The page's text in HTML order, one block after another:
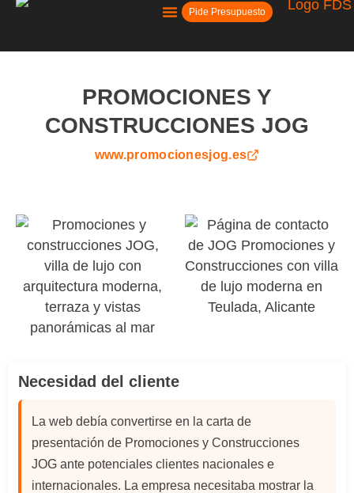
Pide Presupuesto
PROMOCIONES Y
CONSTRUCCIONES JOG
www.promocionesjog.es
Necesidad del cliente
La web debía convertirse en la carta de
presentación de Promociones y Construcciones
JOG ante potenciales clientes nacionales e
internacionales. La empresa necesitaba mostrar la